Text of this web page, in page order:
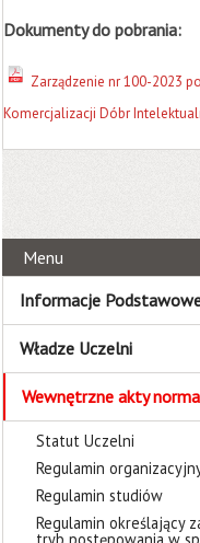
Dokumenty do pobrania:
Zarządzenie nr 100-2023
Komercjalizacji Dóbr
Menu
Informacje
Władze Uczelni
Wewnętrzne akty
Statut Uczelni
Regulamin
Regulamin studiów
Regulamin określający